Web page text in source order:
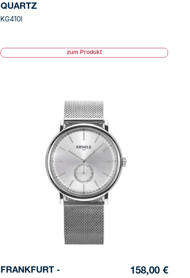
QUARTZ
KG410I
zum Produkt
FRANKFURT -
158,00 €